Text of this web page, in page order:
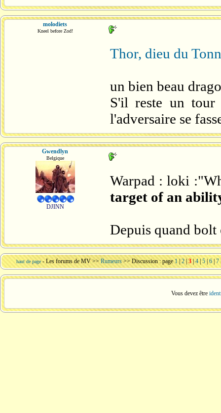
molodiets
Kneel before Zod!
Thor, dieu du
un bien beau
S'il reste un
l'adversaire se
Gwendlyn
Belgique
DJINN
Warpad : loki
target of an
Depuis quand bolt
haut de page -Les forums de MV>>Rumeurs >> Discussion : page1|2|3 |4 |5|6 |7
Vous devez être